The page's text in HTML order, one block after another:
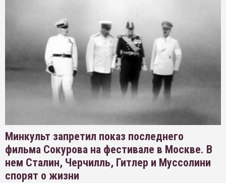
Минкульт запретил показ последнего
фильма Сокурова на фестивале в Москве. В
нем Сталин, Черчилль, Гитлер и Муссолини
спорят о жизни